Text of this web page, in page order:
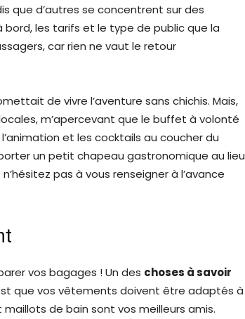
que d’autres se concentrent sur des
bord, les tarifs et le type de public que la
car rien ne vaut le retour
de vivre l’aventure sans chichis. Mais,
m’apercevant que le buffet à volonté
et les cocktails au coucher du
un petit chapeau gastronomique au lieu
pas à vous renseigner à l’avance
vos bagages ! Un des choses à savoir
que vos vêtements doivent être adaptés à
de bain sont vos meilleurs amis.